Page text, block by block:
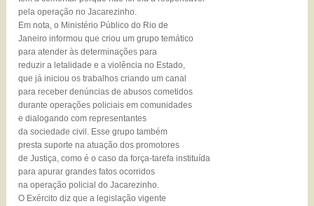
pela operação no Jacarezinho.
Em nota, o Ministério Público do Rio de
Janeiro informou que criou um grupo temático
para atender às determinações para
reduzir a letalidade e a violência no Estado,
que já iniciou os trabalhos criando um canal
para receber denúncias de abusos cometidos
durante operações policiais em comunidades
e dialogando com representantes
da sociedade civil. Esse grupo também
presta suporte na atuação dos promotores
de Justiça, como é o caso da força-tarefa instituída
para apurar grandes fatos ocorridos
na operação policial do Jacarezinho.
O Exército diz que a legislação vigente